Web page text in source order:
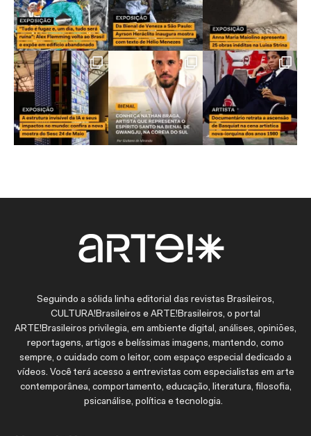
Seguindo a sólida linha editorial das revistas Brasileiros,
CULTURA!Brasileiros e ARTE!Brasileiros, o portal
ARTE!Brasileiros privilegia, em ambiente digital, análises, opiniões,
reportagens, artigos e belíssimas imagens, mantendo, como
sempre, o cuidado com o leitor, com espaço especial dedicado a
vídeos. Você terá acesso a entrevistas com especialistas em arte
contemporânea, comportamento, educação, literatura, filosofia,
psicanálise, política e tecnologia.